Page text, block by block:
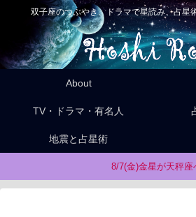
双子座のつぶやき、ドラマで星読み、占星
About
TV・ドラマ・有名人
地震と占星術
8/7(金)金星が天秤座